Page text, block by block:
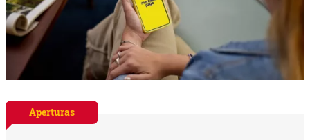
Aperturas